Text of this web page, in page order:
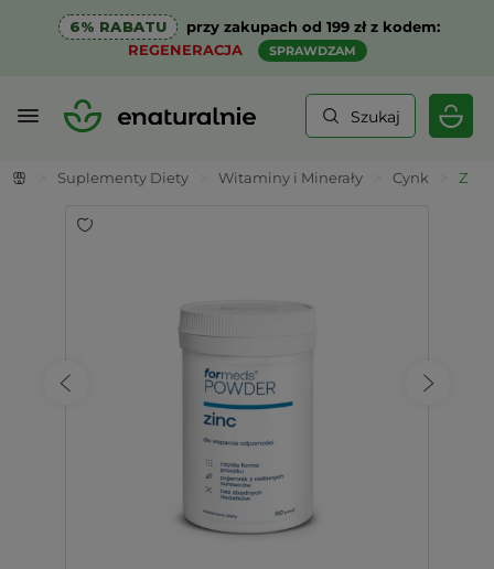
6% RABATU
przy zakupach od 199 zł z kodem:
REGENERACJA
SPRAWDZAM
Szukaj
Suplementy Diety Witaminy i Minerały Cynk Zinc